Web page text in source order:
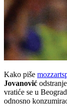
Kako piše
Jovanović
vratiće se u
odnosno